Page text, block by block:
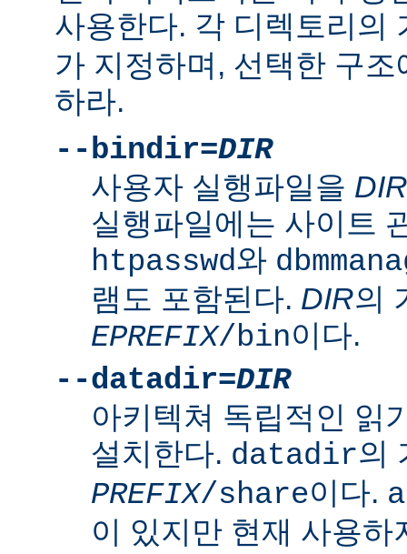
사용한다. 각 디렉토리의
가 지정하며, 선택한 구
하라.
--bindir=DIR
사용자 실행파일을 DIR
실행파일에는 사이트
htpasswd와
램도 포함된다. DIR의
EPREFIX/bin이다.
--datadir=DIR
아키텍쳐 독립적인 읽
설치한다. datadir의
PREFIX/share이다.
이 있지만 현재 사용하